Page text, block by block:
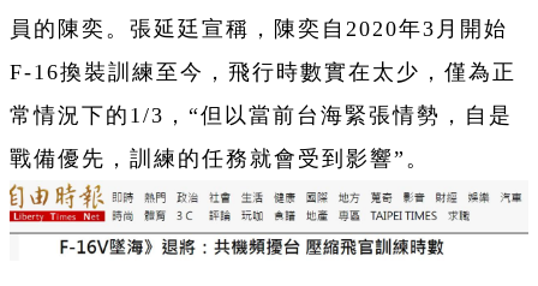
員的陳奕。張延廷宣稱，陳奕自2020年3月開始
F-16換裝訓練至今，飛行時數實在太少，僅為正
常情況下的1/3，“但以當前台海緊張情勢，自是
戰備優先，訓練的任務就會受到影響”。